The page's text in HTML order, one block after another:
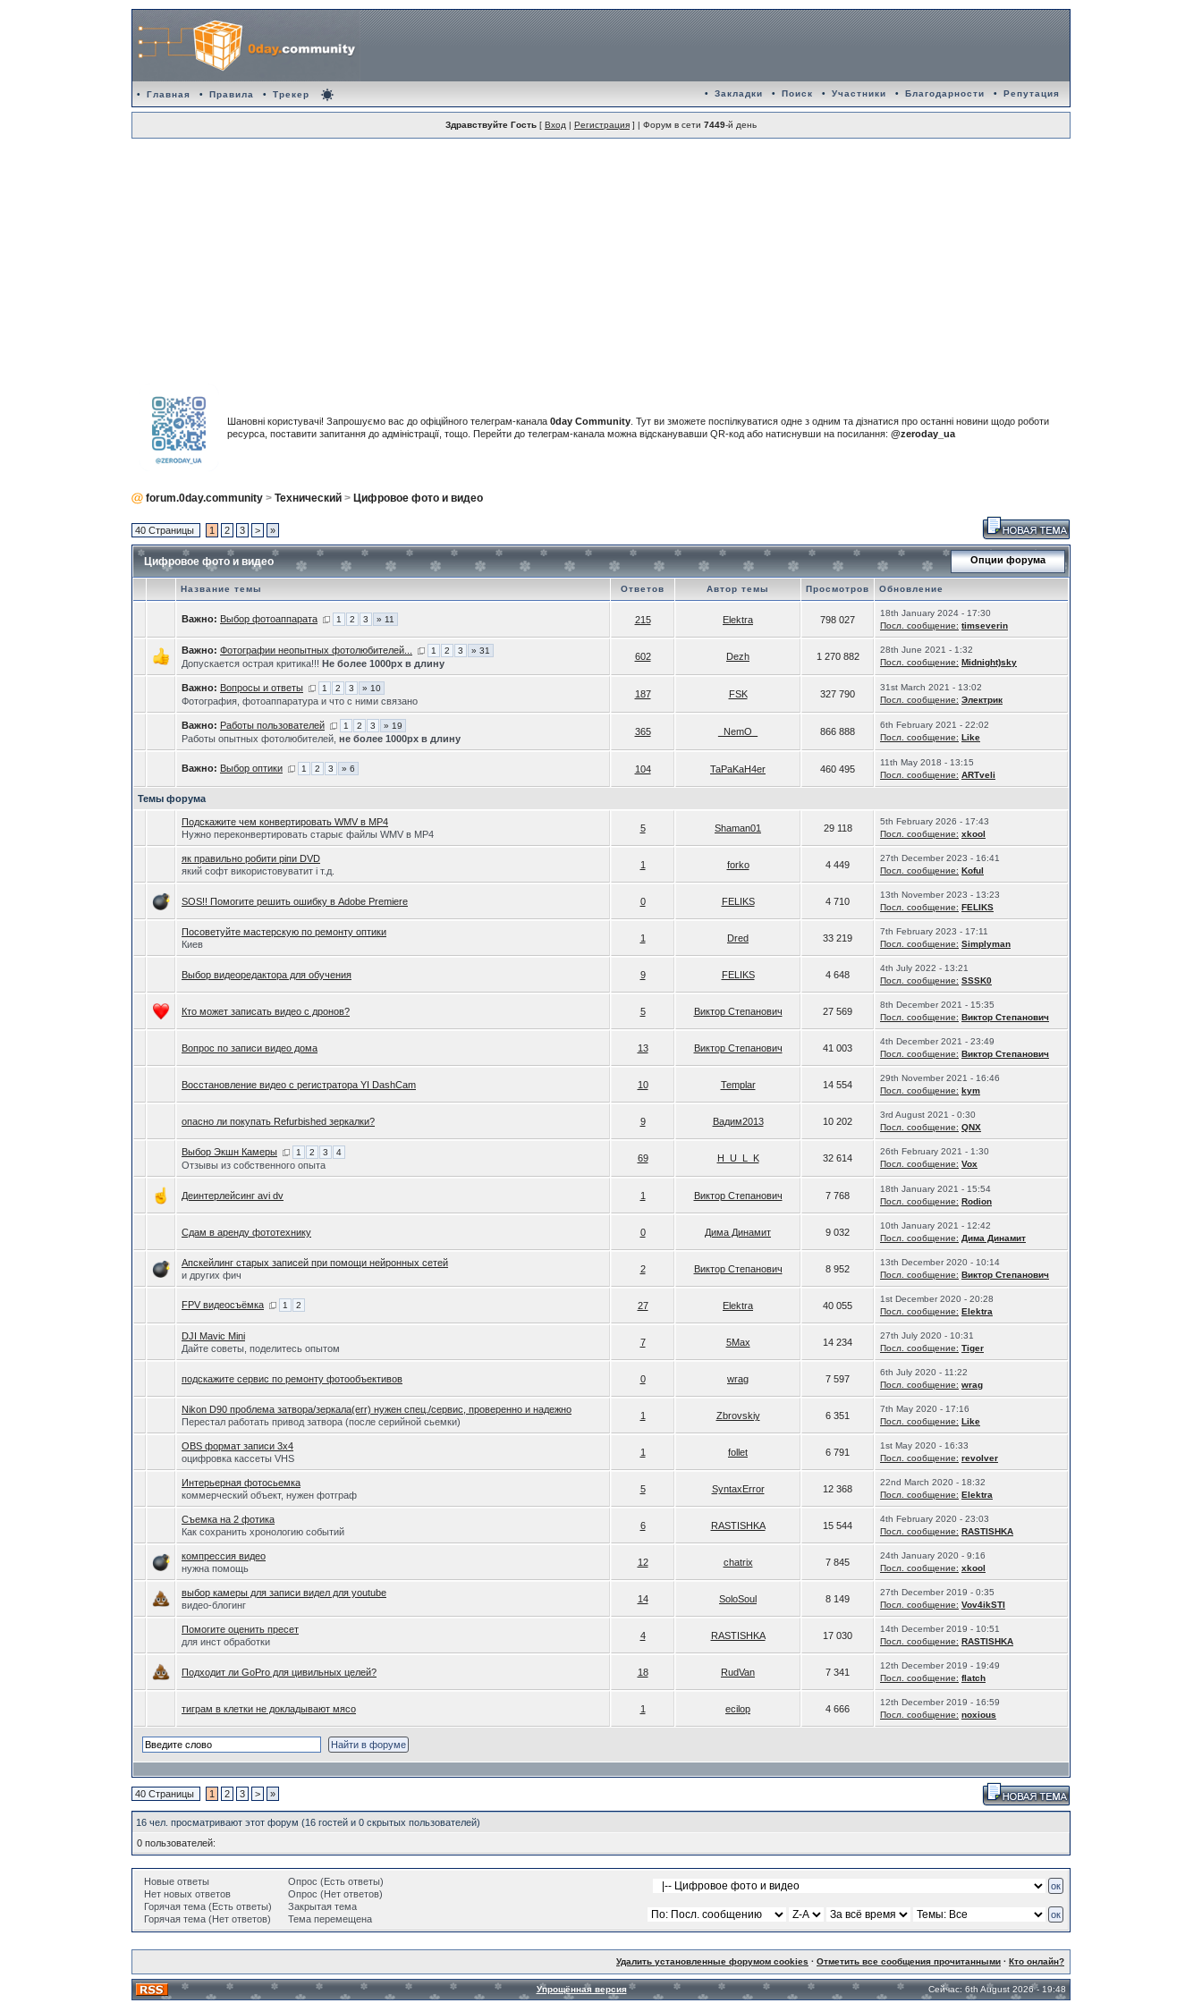
• Главная • Правила • Трекер • Закладки • Поиск • Участники • Благодарности • Репутация
Здравствуйте Гость [ Вход | Регистрация ] | Форум в сети 7449-й день
Шановні користувачі! Запрошуємо вас до офіційного телеграм-канала 0day Community . Тут ви зможете поспілкуватися одне з одним та дізнатися про останні новини щодо роботи
ресурса, поставити запитання до адміністрації, тощо. Перейти до телеграм-канала можна відсканувавши QR-код або натиснувши на посилання: @zeroday_ua
forum.0day.community > Технический > Цифровое фото и видео
40 Страницы 1 2 3 > »
Цифровое фото и видео Опции форума
Название темы Ответов Автор темы Просмотров Обновление
Важно: Выбор фотоаппарата 1 2 3 » 11 215 Elektra 798 027
18th January 2024 - 17:30
Посл. сообщение: timseverin
Важно: Фотографии неопытных фотолюбителей... 1 2 3 » 31
Допускается острая критика!!! Не более 1000px в длину
602 Dezh 1 270 882
28th June 2021 - 1:32
Посл. сообщение: Midnight)sky
Важно: Вопросы и ответы 1 2 3 » 10
Фотография, фотоаппаратура и что с ними связано
187 FSK 327 790
31st March 2021 - 13:02
Посл. сообщение: Электрик
Важно: Работы пользователей 1 2 3 » 19
Работы опытных фотолюбителей, не более 1000px в длину
365 _NemO_ 866 888
6th February 2021 - 22:02
Посл. сообщение: Like
Важно: Выбор оптики 1 2 3 » 6 104 TaPaKaH4er 460 495
11th May 2018 - 13:15
Посл. сообщение: ARTveli
Темы форума
Подскажите чем конвертировать WMV в MP4
Нужно переконвертировать старыє файлы WMV в MP4
5 Shaman01 29 118
5th February 2026 - 17:43
Посл. сообщение: xkool
як правильно робити ріпи DVD
який софт використовуватит і т.д.
1 forko 4 449
27th December 2023 - 16:41
Посл. сообщение: Koful
SOS!! Помогите решить ошибку в Adobe Premiere 0 FELIKS 4 710
13th November 2023 - 13:23
Посл. сообщение: FELIKS
Посоветуйте мастерскую по ремонту оптики
Киев
1 Dred 33 219
7th February 2023 - 17:11
Посл. сообщение: Simplyman
Выбор видеоредактора для обучения 9 FELIKS 4 648
4th July 2022 - 13:21
Посл. сообщение: SSSK0
Кто может записать видео с дронов? 5 Виктор Степанович 27 569
8th December 2021 - 15:35
Посл. сообщение: Виктор Степанович
Вопрос по записи видео дома 13 Виктор Степанович 41 003
4th December 2021 - 23:49
Посл. сообщение: Виктор Степанович
Восстановление видео с регистратора YI DashCam 10 Templar 14 554
29th November 2021 - 16:46
Посл. сообщение: kym
опасно ли покупать Refurbished зеркалки? 9 Вадим2013 10 202
3rd August 2021 - 0:30
Посл. сообщение: QNX
Выбор Экшн Камеры 1 2 3 4
Отзывы из собственного опыта
69 H_U_L_K 32 614
26th February 2021 - 1:30
Посл. сообщение: Vox
Деинтерлейсинг avi dv 1 Виктор Степанович 7 768
18th January 2021 - 15:54
Посл. сообщение: Rodion
Сдам в аренду фототехнику 0 Дима Динамит 9 032
10th January 2021 - 12:42
Посл. сообщение: Дима Динамит
Апскейлинг старых записей при помощи нейронных сетей
и других фич
2 Виктор Степанович 8 952
13th December 2020 - 10:14
Посл. сообщение: Виктор Степанович
FPV видеосъёмка 1 2 27 Elektra 40 055
1st December 2020 - 20:28
Посл. сообщение: Elektra
DJI Mavic Mini
Дайте советы, поделитесь опытом
7 5Max 14 234
27th July 2020 - 10:31
Посл. сообщение: Tiger
подскажите сервис по ремонту фотообъективов 0 wrag 7 597
6th July 2020 - 11:22
Посл. сообщение: wrag
Nikon D90 проблема затвора/зеркала(err) нужен спец./сервис, проверенно и надежно
Перестал работать привод затвора (после серийной сьемки)
1 Zbrovskiy 6 351
7th May 2020 - 17:16
Посл. сообщение: Like
OBS формат записи 3x4
оцифровка кассеты VHS
1 follet 6 791
1st May 2020 - 16:33
Посл. сообщение: revolver
Интерьерная фотосьемка
коммерческий объект, нужен фотграф
5 SyntaxError 12 368
22nd March 2020 - 18:32
Посл. сообщение: Elektra
Съемка на 2 фотика
Как сохранить хронологию событий
6 RASTISHKA 15 544
4th February 2020 - 23:03
Посл. сообщение: RASTISHKA
компрессия видео
нужна помощь
12 chatrix 7 845
24th January 2020 - 9:16
Посл. сообщение: xkool
выбор камеры для записи видел для youtube
видео-блогинг
14 SoloSoul 8 149
27th December 2019 - 0:35
Посл. сообщение: Vov4ikSTI
Помогите оценить пресет
для инст обработки
4 RASTISHKA 17 030
14th December 2019 - 10:51
Посл. сообщение: RASTISHKA
Подходит ли GoPro для цивильных целей? 18 RudVan 7 341
12th December 2019 - 19:49
Посл. сообщение: flatch
тиграм в клетки не докладывают мясо 1 ecilop 4 666
12th December 2019 - 16:59
Посл. сообщение: noxious
40 Страницы 1 2 3 > »
16 чел. просматривают этот форум (16 гостей и 0 скрытых пользователей)
0 пользователей:
Новые ответы
Нет новых ответов
Горячая тема (Есть ответы)
Горячая тема (Нет ответов)
Опрос (Есть ответы)
Опрос (Нет ответов)
Закрытая тема
Тема перемещена
Удалить установленные форумом cookies · Отметить все сообщения прочитанными · Кто онлайн?
Упрощённая версия Сейчас: 6th August 2026 - 19:48